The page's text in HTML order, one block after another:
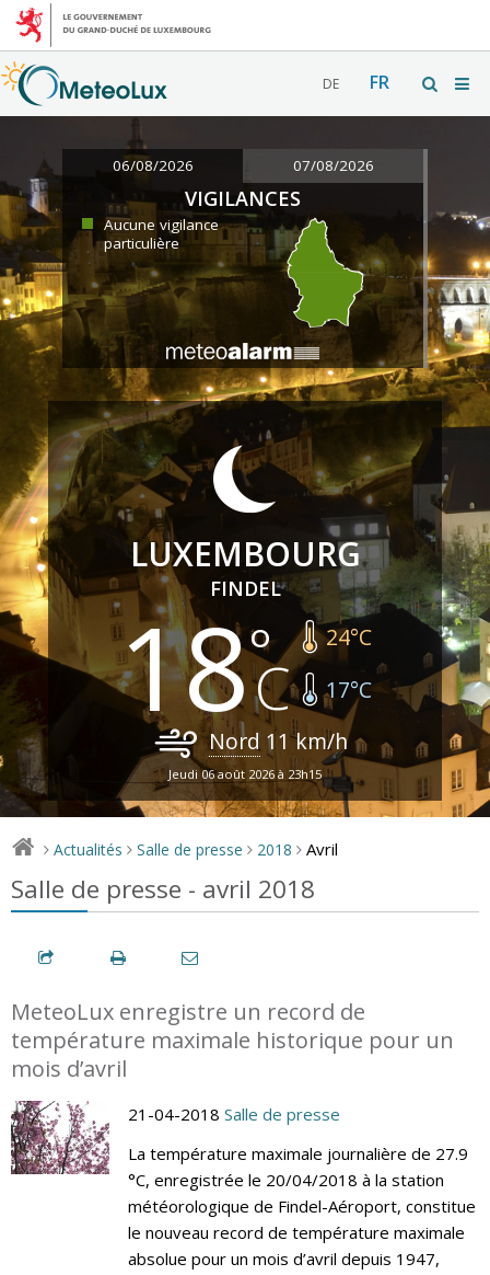
DE FR
06/08/2026 07/08/2026
VIGILANCES
Aucune vigilance
particulière
LUXEMBOURG
FINDEL
18 24°C
17°C
Nord 11km/h
Jeudi 06 août 2026 à 23h15
> Actualités > Salle de presse > 2018 > Avril
Salle de presse - avril 2018
MeteoLux enregistre un record de
température maximale historique pour un
mois d’avril
21-04-2018 Salle de presse
La température maximale journalière de 27.9
°C, enregistrée le 20/04/2018 à la station
météorologique de Findel-Aéroport, constitue
le nouveau record de température maximale
absolue pour un mois d’avril depuis 1947,